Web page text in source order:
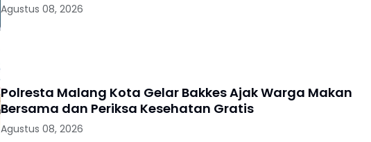
Agustus 08, 2026
Polresta Malang Kota Gelar Bakkes Ajak Warga Makan
Bersama dan Periksa Kesehatan Gratis
Agustus 08, 2026